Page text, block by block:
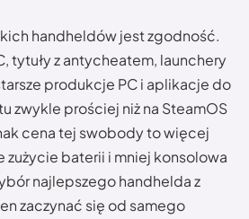
handheldów jest zgodność.
tytuły z antycheatem, launchery
produkcje PC i aplikacje do
zwykle prościej niż na SteamOS
cena tej swobody to więcej
zużycie baterii i mniej konsolowa
najlepszego handhelda z
zaczynać się od samego